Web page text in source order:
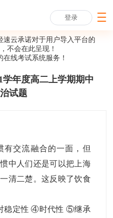
登录
云承诺对于用户导入平台的
不会在此呈现！
在线考试系统服务！
学年度高二上学期期中
试题
有交流融合的一面，但
中人们还是可以把上海
清二楚。这反映了饮食
定性 ④时代性 ⑤继承